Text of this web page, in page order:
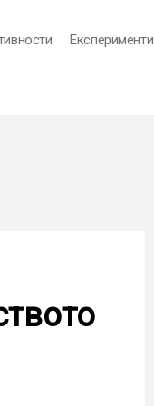
Експерименти